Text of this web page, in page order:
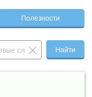
Полезности
Найти